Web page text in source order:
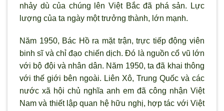
nhảy dù của chúng lên Việt Bắc đã phá sản. Lực
lượng của ta ngày một trưởng thành, lớn mạnh.
Năm 1950, Bác Hồ ra mặt trận, trực tiếp động viên
binh sĩ và chỉ đạo chiến dịch. Đó là nguồn cổ vũ lớn
với bộ đội và nhân dân. Năm 1950, ta đã khai thông
với thế giới bên ngoài. Liên Xô, Trung Quốc và các
nước xã hội chủ nghĩa anh em đã công nhận Việt
Nam và thiết lập quan hệ hữu nghị, hợp tác với Việt